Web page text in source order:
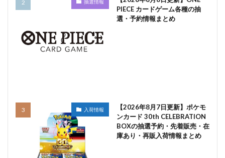
抽選情報
PIECE カードゲーム各種の抽
選・予約情報まとめ
入荷情報
【2026年8月7日更新】ポケモ
ンカード 30th CELEBRATION
BOXの抽選予約・先着販売・在
庫あり・再販入荷情報まとめ